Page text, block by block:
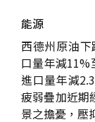
能源
西德州原油
口量年減
進口量年減
疲弱疊加近期
景之擔憂，壓